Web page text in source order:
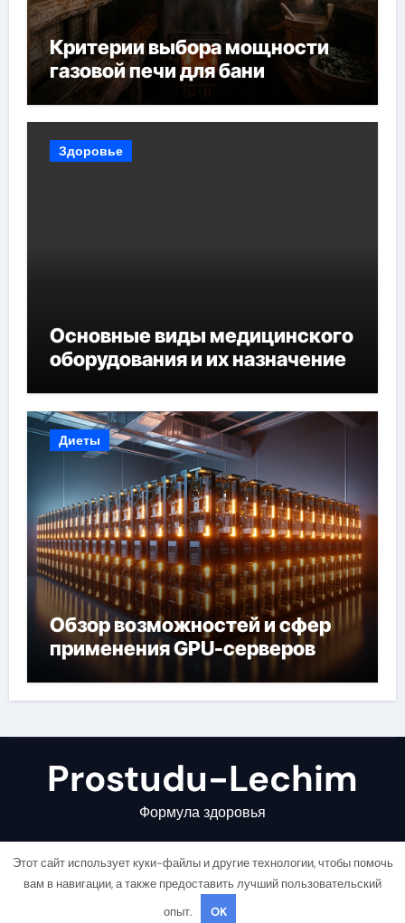
Критерии выбора мощности
газовой печи для бани
Здоровье
Основные виды медицинского
оборудования и их назначение
Диеты
Обзор возможностей и сфер
применения GPU-серверов
Prostudu-Lechim
Формула здоровья
Copyright © All rights reserved |
Этот сайт использует куки-файлы и другие технологии, чтобы помочь
вам в навигации, а также предоставить лучший пользовательский
опыт.
OK